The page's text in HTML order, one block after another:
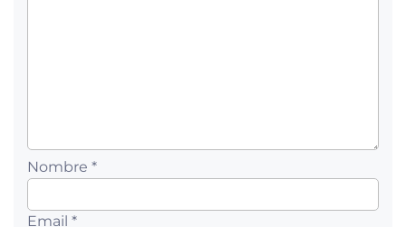
Nombre *
Email *